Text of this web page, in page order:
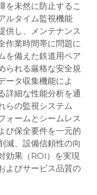
を未然に防止するこ
ルタイム監視機能
供し、メンテナンス
作業時間帯に問題に
を備えた鉄道用ベア
られる厳格な安全規
ータ収集機能によ
詳細な性能分析を通
らの監視システム
ォームとシームレス
び保全要件を一元的
減、設備信頼性の向
効果（ROI）を実現
よびサービス品質の